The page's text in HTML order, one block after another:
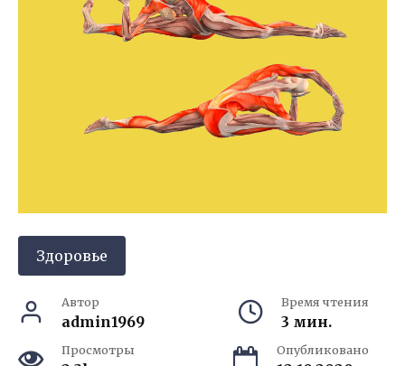
Здоровье
Автор
admin1969
Время чтения
3 мин.
Просмотры Опубликовано